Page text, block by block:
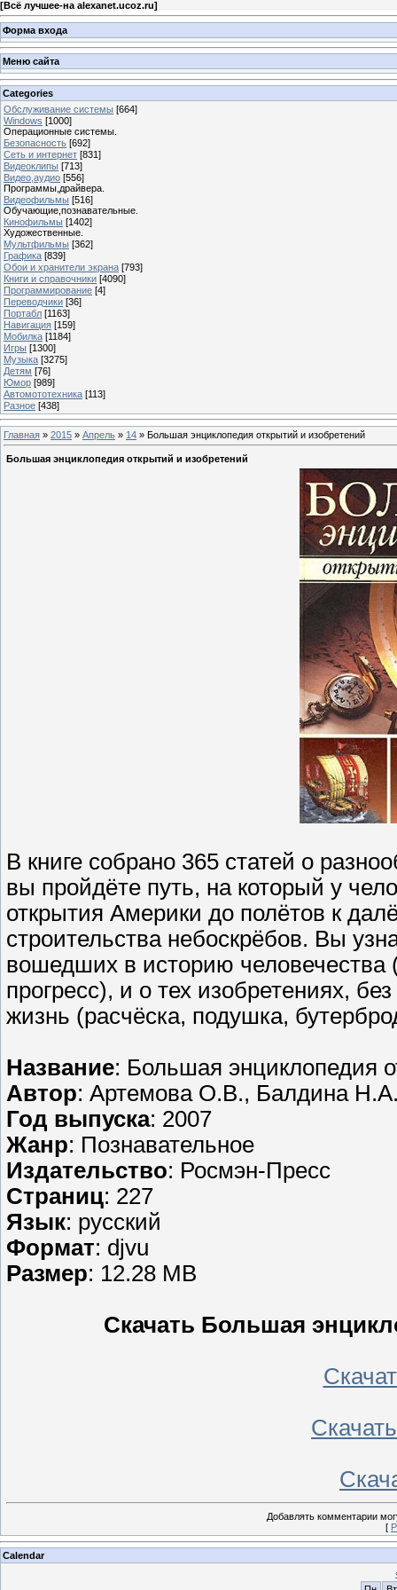
[Всё лучшее-на alexanet.ucoz.ru]
Форма входа
Меню сайта
Categories
Обслуживание системы [664]
Windows [1000]
Операционные системы.
Безопасность [692]
Сеть и интернет [831]
Видеоклипы [713]
Видео,аудио [556]
Программы,драйвера.
Видеофильмы [516]
Обучающие,познавательные.
Кинофильмы [1402]
Художественные.
Мультфильмы [362]
Графика [839]
Обои и хранители экрана [793]
Книги и справочники [4090]
Программирование [4]
Переводчики [36]
Портабл [1163]
Навигация [159]
Мобилка [1184]
Игры [1300]
Музыка [3275]
Детям [76]
Юмор [989]
Автомототехника [113]
Разное [438]
Главная » 2015 » Апрель » 14 » Большая энциклопедия открытий и изобретений
Большая энциклопедия открытий и изобретений
В книге собрано 365 статей о
вы пройдёте путь, на который у
открытия Америки до полётов к
строительства небоскрёбов. Вы
вошедших в историю человечества
прогресс), и о тех изобретениях,
жизнь (расчёска, подушка,
Название: Большая энциклопедия
Автор: Артемова О.В., Балдина
Год выпуска: 2007
Жанр: Познавательное
Издательство: Росмэн-Пресс
Страниц: 227
Язык: русский
Формат: djvu
Размер: 12.28 MB
Скачать Большая
Добавлять комментарии
[
Calendar